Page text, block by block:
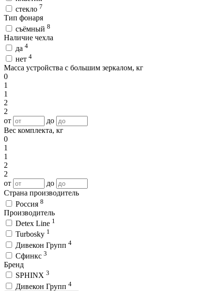
стекло 7
Тип фонаря
съёмный 8
Наличие чехла
да 4
нет 4
Масса устройства с большим зеркалом, кг
0
1
1
2
2
от
до
Вес комплекта, кг
0
1
1
2
2
от
до
Страна производитель
Россия 8
Производитель
Detex Line 1
Turbosky 1
Дивекон Групп 4
Сфинкс 3
Бренд
SPHINX 3
Дивекон Групп 4